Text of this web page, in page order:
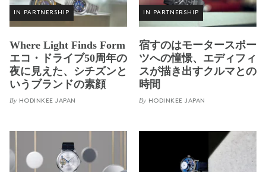
IN PARTNERSHIP
Where Light Finds Form
エコ・ドライブ50周年の
夜に見えた、シチズンと
いうブランドの素顔
By HODINKEE JAPAN
IN PARTNERSHIP
宿すのはモータースポー
ツへの憧憬、エディフィ
スが描き出すクルマとの
時間
By HODINKEE JAPAN